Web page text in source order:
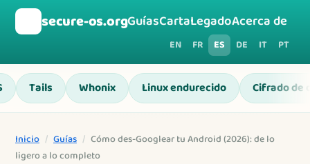
secure-os.orgGuíasCartaLegadoAcerca de
EN FR ES DE IT PT
Tails Whonix Linux endurecido Cifrado de
Inicio / Guías / Cómo des-Googlear tu Android (2026): de lo
ligero a lo completo